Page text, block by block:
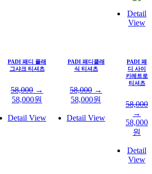
Detail
View
PADI 패디 플래
그샤크 티셔츠
58,000 →
58,000원
Detail View
PADI 패디클래
식 티셔츠
58,000 →
58,000원
Detail View
PADI 패
디 사이
키레트로
티셔츠
58,000
→
58,000
원
Detail
View